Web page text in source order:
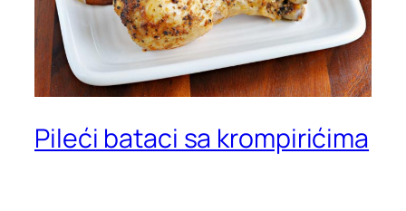
Pileći bataci sa krompirićima